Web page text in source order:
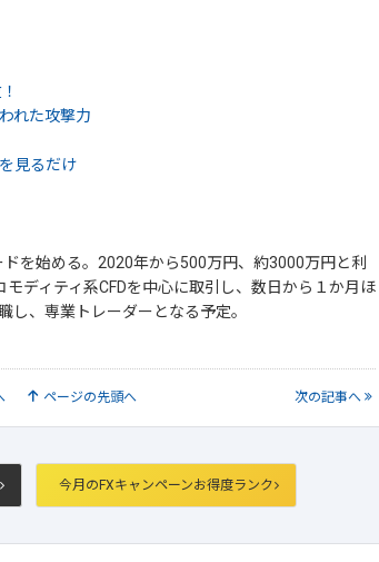
れた攻撃力
見るだけ
を始める。2020年から500万円、約3000万円と利
ディティ系CFDを中心に取引し、数日から１か月ほ
し、専業トレーダーとなる予定。
ページの先頭へ 次の記事へ
今月のFXキャンペーンお得度ランク